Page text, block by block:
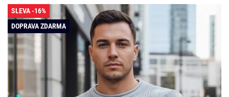
SLEVA -16%
DOPRAVA ZDARMA